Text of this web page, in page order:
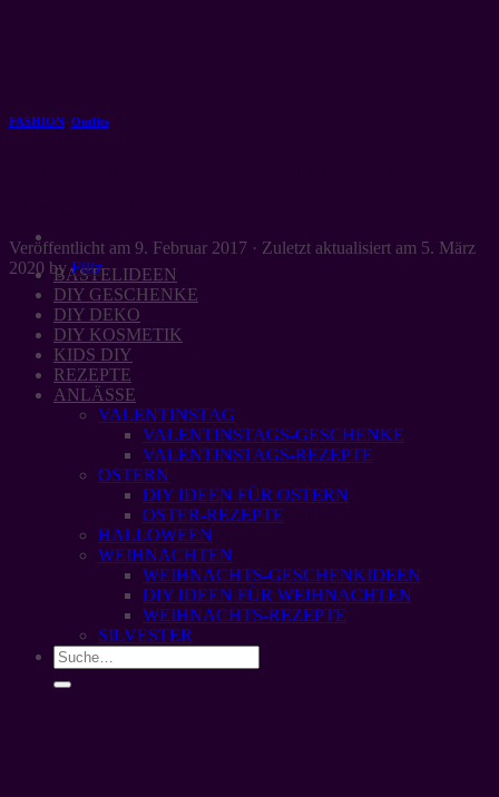
BASTELIDEEN
DIY GESCHENKE
DIY DEKO
DIY KOSMETIK
KIDS DIY
REZEPTE
ANLÄSSE
VALENTINSTAG
VALENTINSTAGS-GESCHENKE
VALENTINSTAGS-REZEPTE
OSTERN
DIY IDEEN FÜR OSTERN
OSTER-REZEPTE
HALLOWEEN
WEIHNACHTEN
WEIHNACHTS-GESCHENKIDEEN
DIY IDEEN FÜR WEIHNACHTEN
WEIHNACHTS-REZEPTE
SILVESTER
FASHION Outfits
Veröffentlicht am 9. Februar 2017 · Zuletzt aktualisiert am 5. März
2020 byFiliz